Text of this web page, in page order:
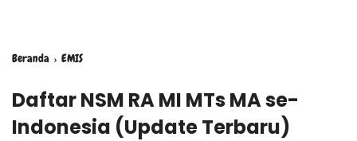
Beranda › EMIS
Daftar NSM RA MI MTs MA se-
Indonesia (Update Terbaru)